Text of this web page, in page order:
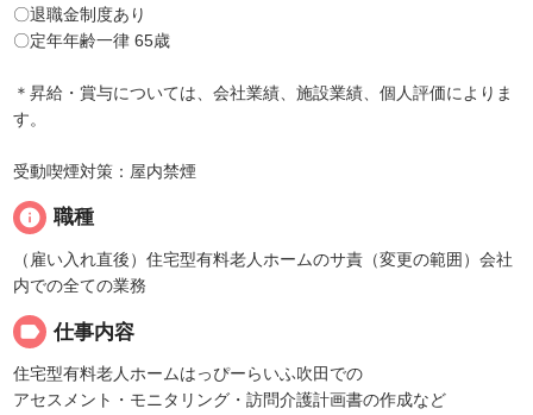
〇退職金制度あり
〇定年年齢一律 65歳
＊昇給・賞与については、会社業績、施設業績、個人評価によりま
す。
受動喫煙対策：屋内禁煙
info 職種
（雇い入れ直後）住宅型有料老人ホームのサ責（変更の範囲）会社
内での全ての業務
label 仕事内容
住宅型有料老人ホームはっぴーらいふ吹田での
アセスメント・モニタリング・訪問介護計画書の作成など